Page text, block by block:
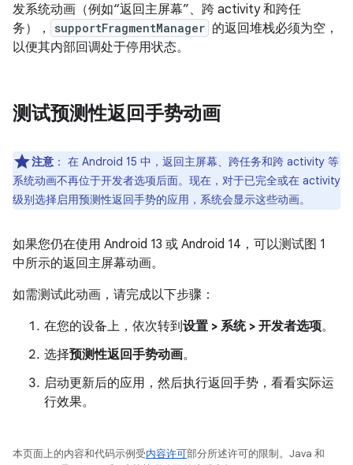
发系统动画（例如“返回主屏幕”、跨 activity 和跨任
务），
supportFragmentManager 的返回堆栈必须为空，
以便其内部回调处于停用状态。
测试预测性返回手势动画
注意 ： 在 Android 15 中，返回主屏幕、跨任务和跨 activity 等
系统动画不再位于开发者选项后面。现在，对于已完全或在 activity
级别选择启用预测性返回手势的应用，系统会显示这些动画。
如果您仍在使用 Android 13 或 Android 14，可以测试图 1
中所示的返回主屏幕动画。
如需测试此动画，请完成以下步骤：
在您的设备上，依次转到设置 > 系统 > 开发者选项。
选择预测性返回手势动画。
启动更新后的应用，然后执行返回手势，看看实际运
行效果。
本页面上的内容和代码示例受内容许可部分所述许可的限制。Java 和